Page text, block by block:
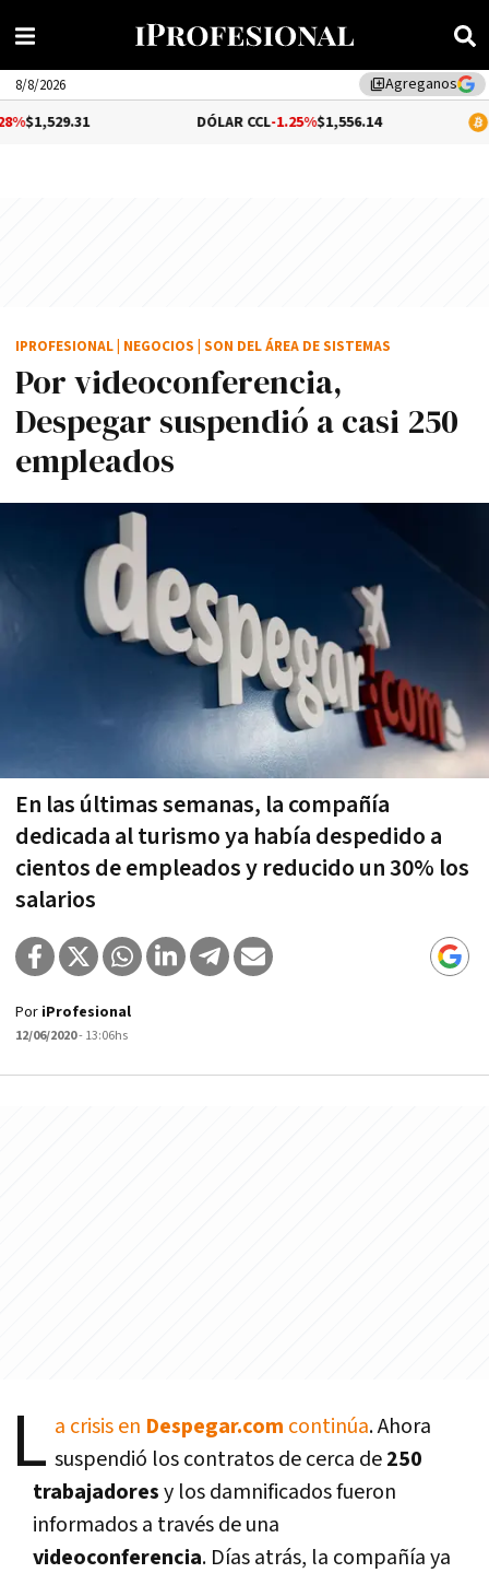
library_addAgreganos
8/8/2026
-1.25%$1,556.14
Por videoconferencia,
Despegar suspendió a casi 250
empleados
En las últimas semanas, la compañía
dedicada al turismo ya había despedido a
cientos de empleados y reducido un 30% los
salarios
IPROFESIONAL NEGOCIOS SON DEL ÁREA DE SISTEMAS
Por iProfesional
12/06/2020- 13:06hs
L a crisis en Despegar.com continúa. Ahora
suspendió los contratos de cerca de250
trabajadoresy los damnificados fueron
informados a través de una
videoconferencia. Días atrás, la compañía ya